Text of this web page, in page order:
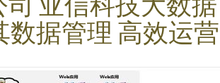
数据管理 高效运营